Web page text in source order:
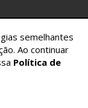
semelhantes
Ao continuar
Política de